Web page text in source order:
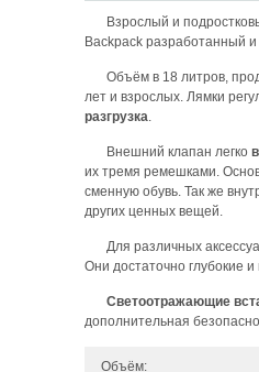
Взрослый и
Backpack разработанный
Объём в 18 литров,
лет и взрослых. Лямки
разгрузка.
Внешний клапан легко
их тремя ремешками.
сменную обувь. Так же
других ценных вещей.
Для различных
Они достаточно глубокие
Светоотражающие
дополнительная
Объём: